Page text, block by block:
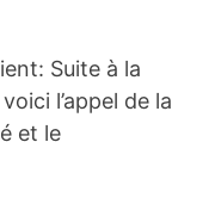
Suite à la
l’appel de la
et le